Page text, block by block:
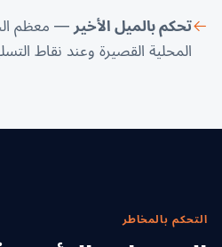
تحكم بالميل الأخير — معظم
المحلية القصيرة وعند نقاط
التحكم بالمخاطر